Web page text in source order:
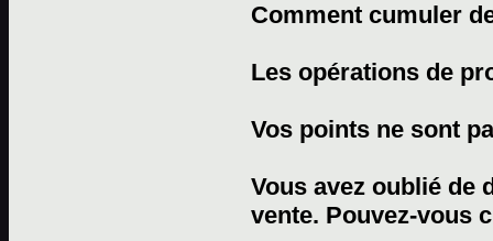
Comment cumuler
Les opérations de
Vos points ne sont
Vous avez oublié de
vente. Pouvez-vous